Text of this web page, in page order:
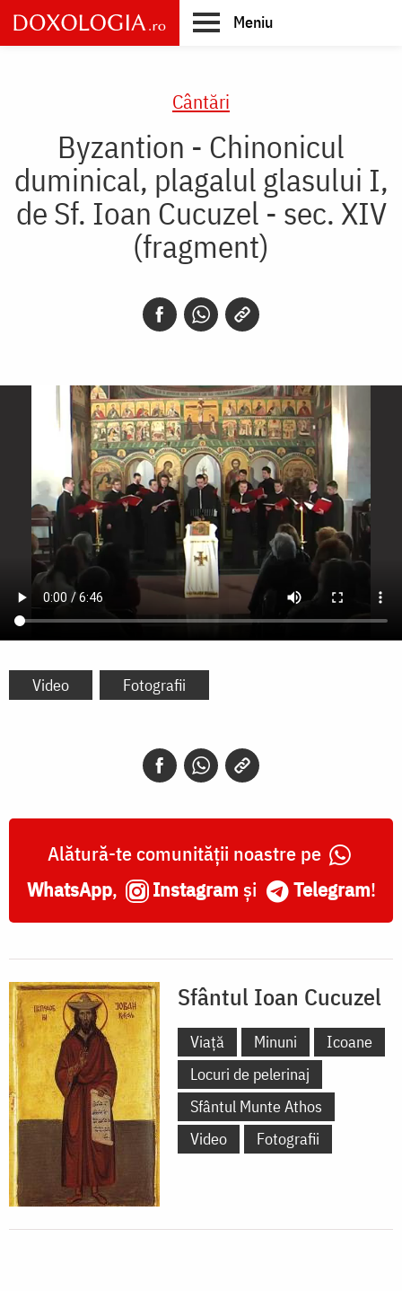
Skip
to
main
Meniu
Cântări
Byzantion - Chinonicul
duminical, plagalul glasului I,
de Sf. Ioan Cucuzel - sec. XIV
(fragment)
Video Fotografii
Alătură-te comunității noastre pe
WhatsApp, Instagram și Telegram!
Sfântul Ioan Cucuzel
Viață Minuni
Icoane
Locuri de pelerinaj
Sfântul Munte Athos
Video
Fotografii